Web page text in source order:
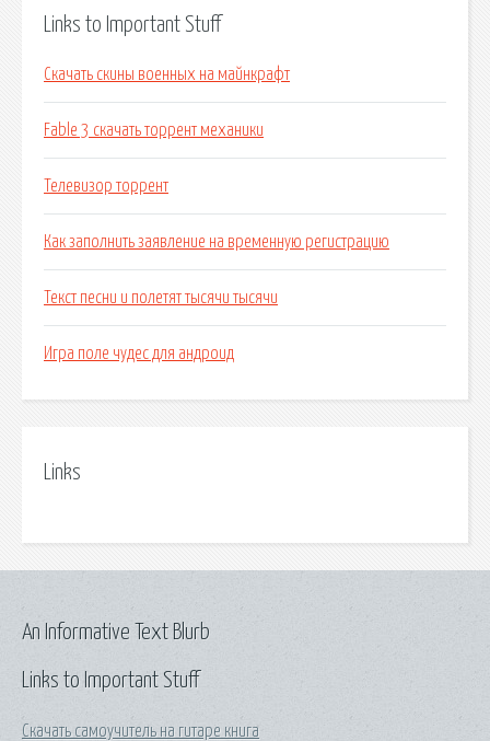
Links to Important Stuff
Скачать скины военных на майнкрафт
Fable 3 скачать торрент механики
Телевизор торрент
Как заполнить заявление на временную регистрацию
Текст песни и полетят тысячи тысячи
Игра поле чудес для андроид
Links
Links to Important Stuff
Скачать самоучитель на гитаре книга
An Informative Text Blurb